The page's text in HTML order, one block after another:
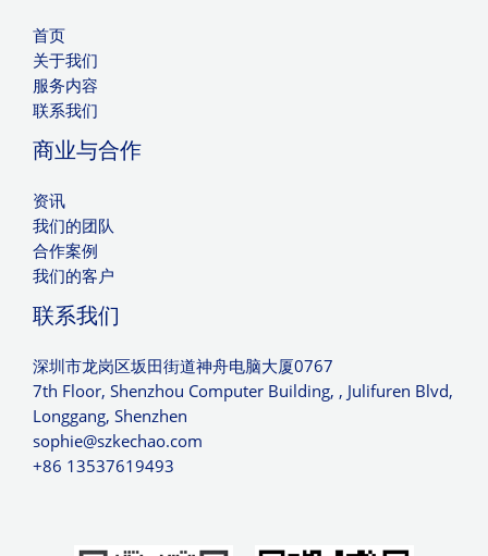
首页
关于我们
服务内容
联系我们
商业与合作
资讯
我们的团队
合作案例
我们的客户
联系我们
深圳市龙岗区坂田街道神舟电脑大厦0767
7th Floor, Shenzhou Computer Building, , Julifuren Blvd,
Longgang, Shenzhen
sophie@szkechao.com
+86 13537619493